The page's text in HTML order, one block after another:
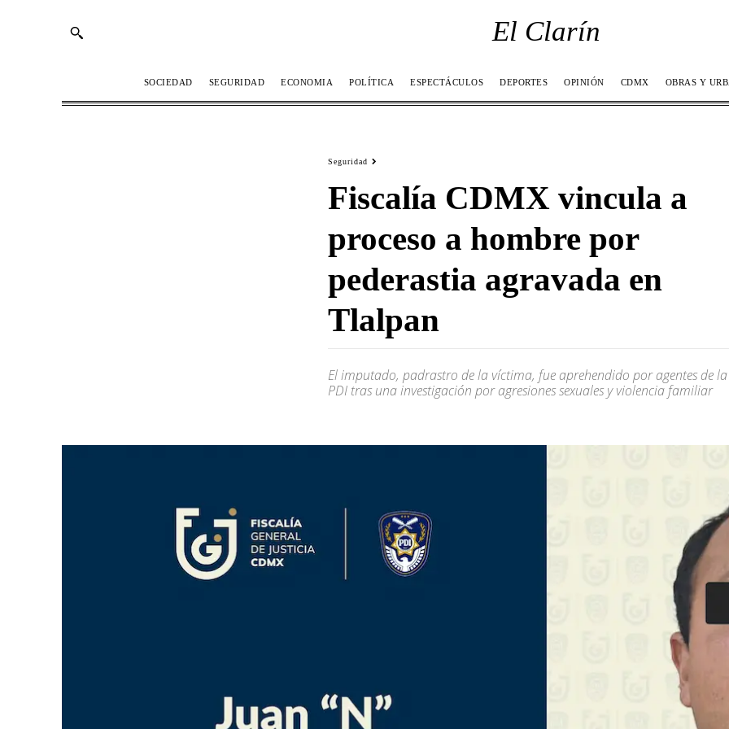
El Clarín
SOCIEDAD SEGURIDAD ECONOMIA POLÍTICA ESPECTÁCULOS DEPORTES OPINIÓN CDMX OBRAS Y
Seguridad
Fiscalía CDMX vincula a
proceso a hombre por
pederastia agravada en
Tlalpan
El imputado, padrastro de la víctima, fue aprehendido por agentes de la
PDI tras una investigación por agresiones sexuales y violencia familiar